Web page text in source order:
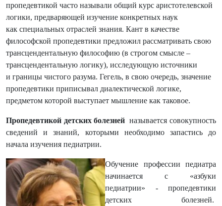
пропедевтикой часто называли общий курс аристотелевской
логики, предваряющей изучение конкретных наук
как специальных отраслей знания. Кант в качестве
философской пропедевтики предложил рассматривать свою
трансцендентальную философию (в строгом смысле –
трансцендентальную логику), исследующую источники
и границы чистого разума. Гегель, в свою очередь, значение
пропедевтики приписывал диалектической логике,
предметом которой выступает мышление как таковое.
Пропедевтикой детских болезней называется совокупность
сведений и знаний, которыми необходимо запастись до
начала изучения педиатрии.
Обучение профессии педиатра
начинается с «азбуки
педиатрии» - пропедевтики
детских болезней.